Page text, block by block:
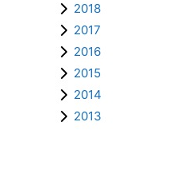
2018
2017
2016
2015
2014
2013